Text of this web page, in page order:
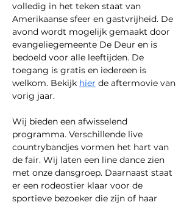
volledig in het teken staat van
Amerikaanse sfeer en gastvrijheid. De
avond wordt mogelijk gemaakt door
evangeliegemeente De Deur en is
bedoeld voor alle leeftijden. De
toegang is gratis en iedereen is
welkom. Bekijk hier de aftermovie van
vorig jaar.
Wij bieden een afwisselend
programma. Verschillende live
countrybandjes vormen het hart van
de fair. Wij laten een line dance zien
met onze dansgroep. Daarnaast staat
er een rodeostier klaar voor de
sportieve bezoeker die zijn of haar